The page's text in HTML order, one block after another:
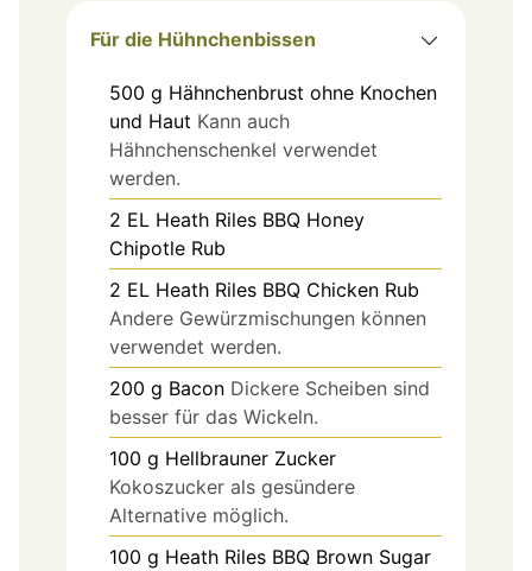
Für die Hühnchenbissen
500 g Hähnchenbrust ohne Knochen
und Haut Kann auch
Hähnchenschenkel verwendet
werden.
2 EL Heath Riles BBQ Honey
Chipotle Rub
2 EL Heath Riles BBQ Chicken Rub
Andere Gewürzmischungen können
verwendet werden.
200 g Bacon Dickere Scheiben sind
besser für das Wickeln.
100 g Hellbrauner Zucker
Kokoszucker als gesündere
Alternative möglich.
100 g Heath Riles BBQ Brown Sugar